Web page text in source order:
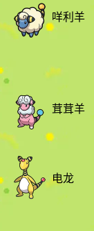
咩利羊
茸茸羊
电龙